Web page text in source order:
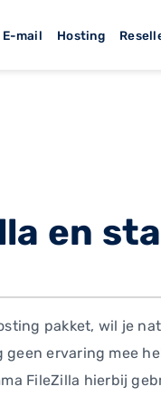
E-mail Hosting
en
pakket, wil je
ervaring mee
FileZilla hierbij